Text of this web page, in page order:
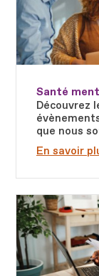
Santé
Découvrez
que nous
En savoir
Fichier